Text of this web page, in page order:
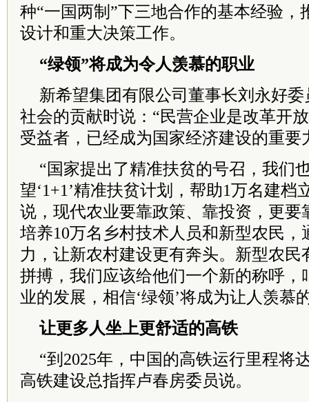
种“一国两制”下三地合作的基本经验，
设计和重大决策工作。
“绿领”将成为令人羡慕的职业
新希望集团有限公司董事长刘永好
社会的贡献时说：“民营企业是改革开
受益者，已经成为国家经济建设的重要
“国家提出了精准扶贫的号召，我们
望‘1+1’精准扶贫计划，帮助1万名建档
说，现代农业要靠政策、靠投资，更要
培养10万名乡村技术人员和新型农民，
力，让新农村建设更有奔头。新型农民
拼搏，我们应该给他们一个新的称呼，
业的发展，相信‘绿领’将成为让人羡慕
让更多人坐上更舒适的高铁
“到2025年，中国的高铁运行里程将
高铁建设总指挥卢春房委员说。